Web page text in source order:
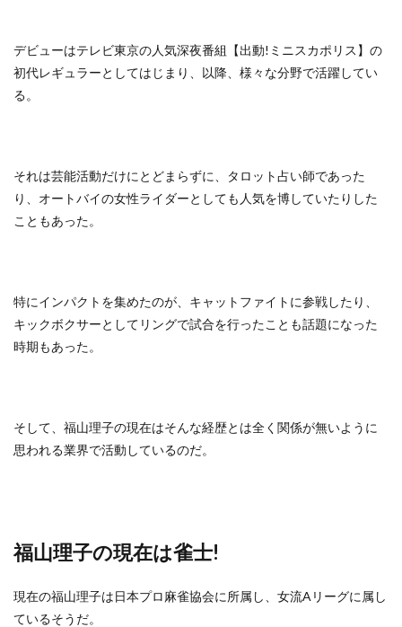
デビューはテレビ東京の人気深夜番組【出動!ミニスカポリス】の
初代レギュラーとしてはじまり、以降、様々な分野で活躍してい
る。
それは芸能活動だけにとどまらずに、タロット占い師であった
り、オートバイの女性ライダーとしても人気を博していたりした
こともあった。
特にインパクトを集めたのが、キャットファイトに参戦したり、
キックボクサーとしてリングで試合を行ったことも話題になった
時期もあった。
そして、福山理子の現在はそんな経歴とは全く関係が無いように
思われる業界で活動しているのだ。
福山理子の現在は雀士!
現在の福山理子は日本プロ麻雀協会に所属し、女流Aリーグに属し
ているそうだ。